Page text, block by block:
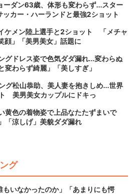
ーダン63歳、体形も変わらず...スター
カー・ハーランドと最強2ショット
ケメン陸上選手と2ショット 「メチャ
顔」「美男美女」話題に
グドレス姿で色気ダダ漏れ...変わらぬ
わらず綺麗」「美しすぎ」
グ松山恭助、美人妻を抱きしめ...世界
美男美女カップルにドキっ
黄色の着物姿で上品なたたずまいで
「涼しげ」美貌ダダ漏れ
グ
もいなかったのか」「あまりにも愕